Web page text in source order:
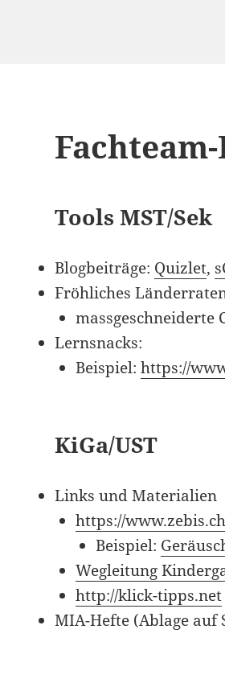
Tools MST/Sek
Blogbeiträge: Quizlet,
Fröhliches
massgeschneiderte
Lernsnacks:
Beispiel: https://
KiGa/UST
Links und Materialien
https://www.zebis.ch
Beispiel:
Wegleitung
http://klick-tipps.net
MIA-Hefte (Ablage auf